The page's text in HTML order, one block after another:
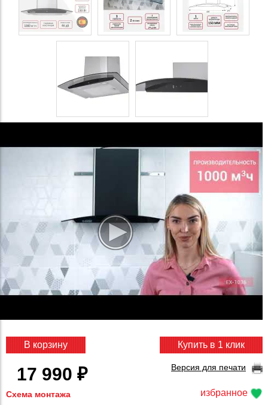
избранное
В корзину
17 990 ₽
Купить в 1 клик
Версия для печати
Схема монтажа